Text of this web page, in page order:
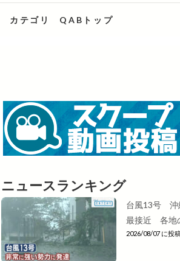
カテゴリ QABトップ
ニュースランキング
台風13号 沖
最接近 各地
2026/08/07 に投